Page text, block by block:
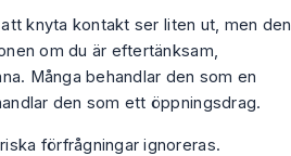
knyta kontakt ser liten ut, men den
om du är eftertänksam,
Många behandlar den som en
den som ett öppningsdrag.
förfrågningar ignoreras.